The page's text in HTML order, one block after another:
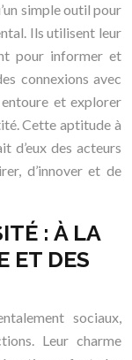
simple outil pour
Ils utilisent leur
pour informer et
connexions avec
et explorer
Cette aptitude à
d’eux des acteurs
d’innover et de
: À LA
ET DES
sociaux,
Leur charme